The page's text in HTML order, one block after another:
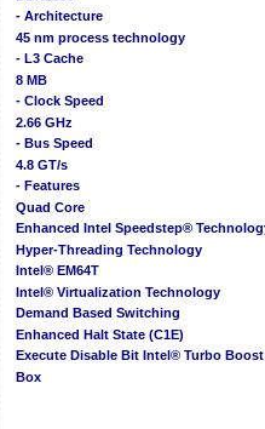
- Architecture
45 nm process technology
- L3 Cache
8 MB
- Clock Speed
2.66 GHz
- Bus Speed
4.8 GT/s
- Features
Quad Core
Enhanced Intel Speedstep®
Hyper-Threading Technology
Intel® EM64T
Intel® Virtualization Technology
Demand Based Switching
Enhanced Halt State (C1E)
Execute Disable Bit Intel® Turbo
Box